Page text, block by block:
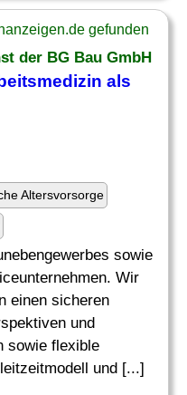
gefunden
der BG Bau GmbH
als
Altersvorsorge
sowie
Wir
einen sicheren
und
sowie flexible
und [...]